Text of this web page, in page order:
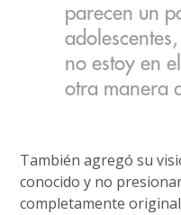
parecen un
no estoy en
otra manera
También agregó su
conocido y no
completamente